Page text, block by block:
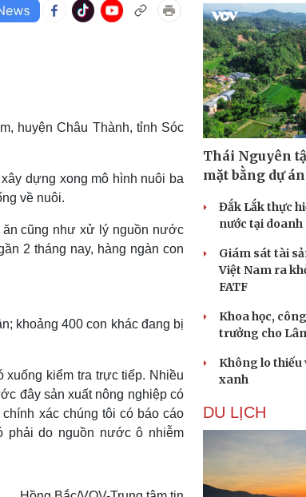
- Xe máy
Doanh nghiệp
Thông tin doanh nghiệp
Doanh nghiệp 24h
Doanh nhân
Vì cộng đồng
sĩ
trang
Việt
Tư vấn
huyện Châu Thành, tỉnh Sóc
dựng xong mô hình nuôi ba
về nuôi.
ăn cũng như xử lý nguồn nước
2 tháng nay, hàng ngàn con
khoảng 400 con khác đang bị
xuống kiểm tra trực tiếp. Nhiều
đây sản xuất nông nghiệp có
xác chúng tôi có báo cáo
phải do nguồn nước ô nhiễm
Thái Nguyên
mặt bằng dự
Đắk Lắk thực
nước tại
Giám sát tài
Việt Nam ra
FATF
Khoa học,
trưởng cho
Không lo thiếu
xanh
DU LỊCH